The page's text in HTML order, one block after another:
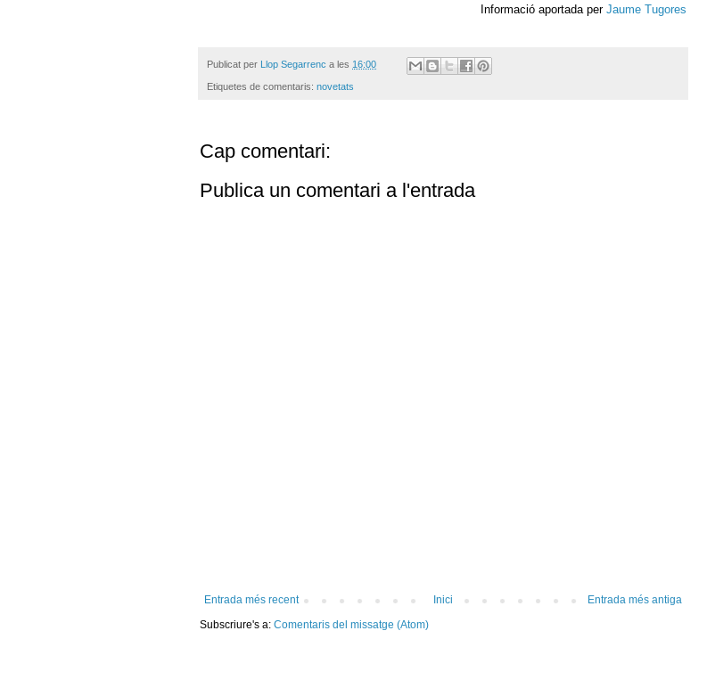
Informació aportada per Jaume Tugores
Publicat per Llop Segarrenc a les 16:00
Etiquetes de comentaris: novetats
Cap comentari:
Publica un comentari a l'entrada
Entrada més recent Entrada més antiga
Inici
Subscriure's a: Comentaris del missatge (Atom)